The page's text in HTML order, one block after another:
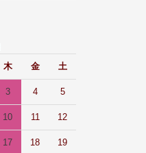
木 金 土
3 4 5
10 11 12
17 18 19